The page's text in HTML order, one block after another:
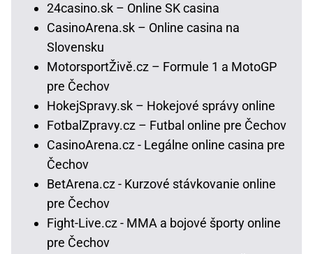
24casino.sk – Online SK casina
CasinoArena.sk – Online casina na
Slovensku
MotorsportŽivě.cz – Formule 1 a MotoGP
pre Čechov
HokejSpravy.sk – Hokejové správy online
FotbalZpravy.cz – Futbal online pre Čechov
CasinoArena.cz - Legálne online casina pre
Čechov
BetArena.cz - Kurzové stávkovanie online
pre Čechov
Fight-Live.cz - MMA a bojové športy online
pre Čechov